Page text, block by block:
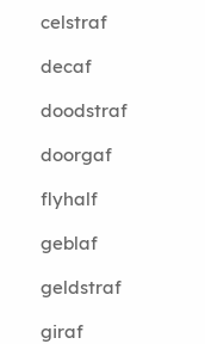
celstraf
decaf
doodstraf
doorgaf
flyhalf
geblaf
geldstraf
giraf